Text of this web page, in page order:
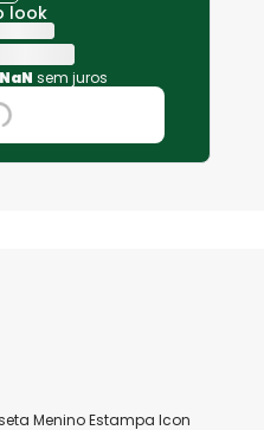
look
NaN sem juros
Menino Estampa Icon